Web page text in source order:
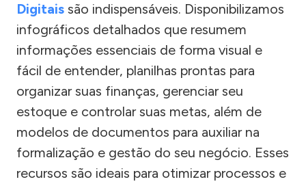
Digitais são indispensáveis. Disponibilizamos
infográficos detalhados que resumem
informações essenciais de forma visual e
fácil de entender, planilhas prontas para
organizar suas finanças, gerenciar seu
estoque e controlar suas metas, além de
modelos de documentos para auxiliar na
formalização e gestão do seu negócio. Esses
recursos são ideais para otimizar processos e